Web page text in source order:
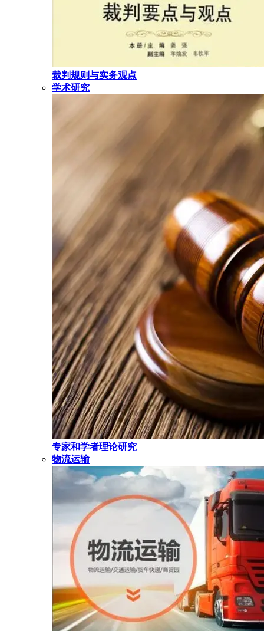
裁判规则与实务观点
学术研究
专家和学者理论研究
物流运输